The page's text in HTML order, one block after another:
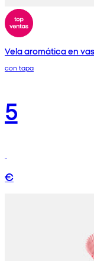
Vela aromática en
con tapa
5
€